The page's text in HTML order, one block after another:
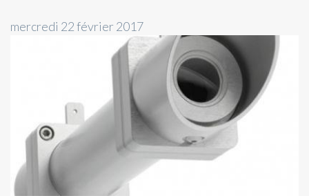
mercredi 22 février 2017